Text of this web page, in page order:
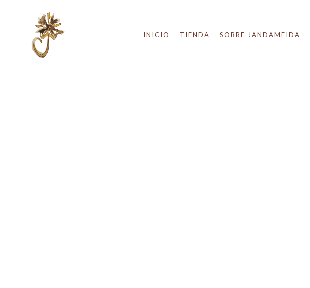
INICIO TIENDA SOBRE JANDAMEIDA